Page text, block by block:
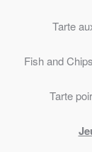
Tarte
Fish and
Tarte